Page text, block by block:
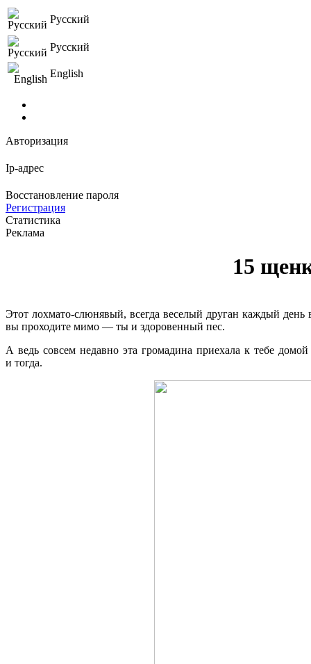
Русский
Русский
English
Авторизация
Ip-адрес
Восстановление пароля
Регистрация
Статистика
Реклама
15
Этот лохмато-слюнявый, всегда веселый друган каждый день
вы проходите мимо — ты и здоровенный пес.
А ведь совсем недавно эта громадина приехала к тебе
и тогда.